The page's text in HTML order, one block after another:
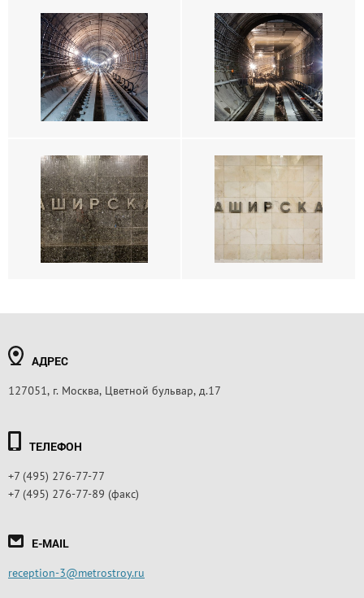
АДРЕС
127051, г. Москва, Цветной бульвар, д.17
ТЕЛЕФОН
+7 (495) 276-77-77
+7 (495) 276-77-89 (факс)
E-MAIL
reception-3@metrostroy.ru